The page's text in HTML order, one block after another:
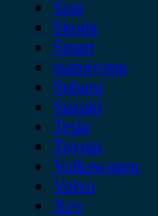
Seat
Skoda
Smart
ssangyong
Subaru
Suzuki
Tesla
Toyota
Volkswagen
Volvo
Xev